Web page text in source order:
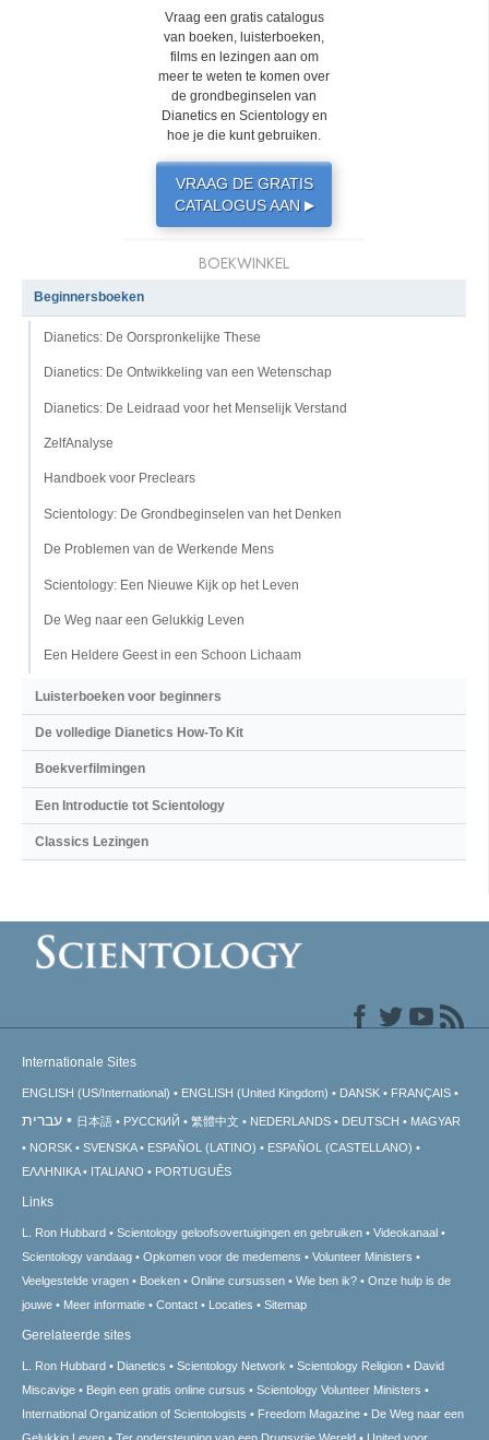
Vraag een gratis catalogus
van boeken, luisterboeken,
films en lezingen aan om
meer te weten te komen over
de grondbeginselen van
Dianetics en Scientology en
hoe je die kunt gebruiken.
VRAAG DE GRATIS
CATALOGUS AAN ▶
BOEKWINKEL
Beginnersboeken
Dianetics: De Oorspronkelijke These
Dianetics: De Ontwikkeling van een Wetenschap
Dianetics: De Leidraad voor het Menselijk Verstand
ZelfAnalyse
Handboek voor Preclears
Scientology: De Grondbeginselen van het Denken
De Problemen van de Werkende Mens
Scientology: Een Nieuwe Kijk op het Leven
De Weg naar een Gelukkig Leven
Een Heldere Geest in een Schoon Lichaam
Luisterboeken voor beginners
De volledige Dianetics How-To Kit
Boekverfilmingen
Een Introductie tot Scientology
Classics Lezingen
Internationale Sites
ENGLISH (US/International) ENGLISH (United Kingdom) DANSK FRANÇAIS
עברית 日本語 РУССКИЙ 繁體中文 NEDERLANDS DEUTSCH
MAGYAR
NORSK
SVENSKA ESPAÑOL (LATINO)
ESPAÑOL (CASTELLANO)
ΕΛΛΗΝΙΚA
ITALIANO PORTUGUÊS
Links
L. Ron Hubbard Scientology geloofsovertuigingen en gebruiken
Videokanaal
Scientology vandaag
Opkomen voor de medemens
Volunteer Ministers
Veelgestelde vragen
Boeken Online cursussen Wie ben ik?
Onze hulp is de
jouwe
Meer informatie Contact Locaties Sitemap
Gerelateerde sites
L. Ron Hubbard Dianetics Scientology Network Scientology Religion
David
Miscavige
Begin een gratis online cursus
Scientology Volunteer Ministers
International Organization of Scientologists
Freedom Magazine
De Weg naar een